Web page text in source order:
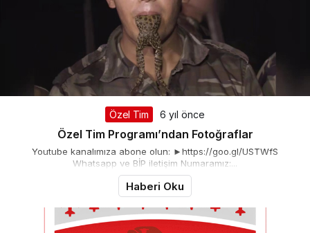
Özel Tim 6 yıl önce
Özel Tim Programı’ndan Fotoğraflar
Youtube kanalımıza abone olun: ►https://goo.gl/USTWfS
Whatsapp ve BİP iletişim Numaramız:...
Haberi Oku